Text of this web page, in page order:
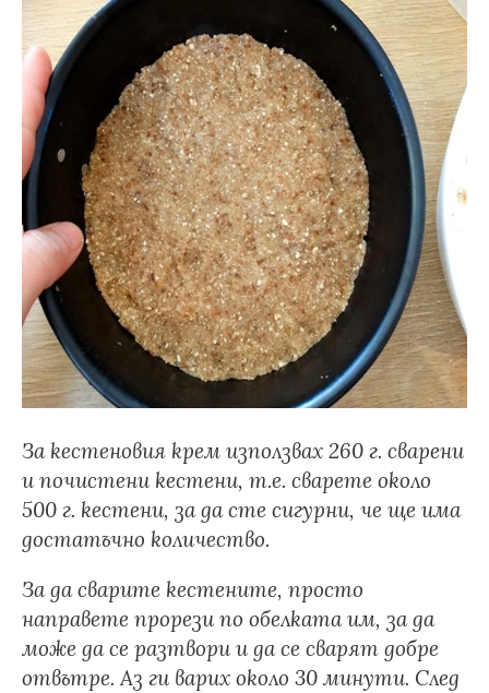
За кестеновия крем използвах 260 г. сварени
и почистени кестени, т.е. сварете около
500 г. кестени, за да сте сигурни, че ще има
достатъчно количество.
За да сварите кестените, просто
направете прорези по обелката им, за да
може да се разтвори и да се сварят добре
отвътре. Аз ги варих около 30 минути. След